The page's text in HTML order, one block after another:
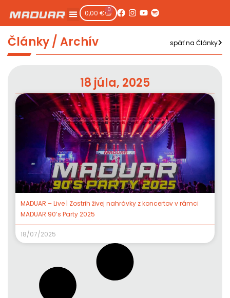
0,00 € 0
Články / Archív späť na Články
18 júla, 2025
MADUAR – Live | Zostrih živej nahrávky z koncertov v rámci
MADUAR 90’s Party 2025
18/07/2025